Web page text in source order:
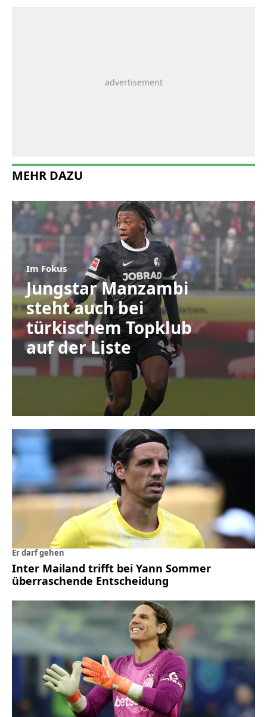
MEHR DAZU
Im Fokus
Jungstar Manzambi
steht auch bei
türkischem Topklub
auf der Liste
Er darf gehen
Inter Mailand trifft bei Yann Sommer
überraschende Entscheidung